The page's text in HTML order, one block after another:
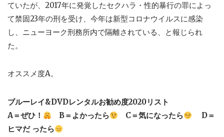
ていたが、2017年に発覚したセクハラ・性的暴行の罪によっ
て禁固23年の刑を受け、今年は新型コロナウイルスに感染
し、ニューヨーク刑務所内で隔離されている、と報じられ
た。
オススメ度A。
ブルーレイ&DVDレンタルお勧め度2020リスト
A＝ぜひ！
B＝よかったら C＝気になったら
D＝
ヒマだ ったら